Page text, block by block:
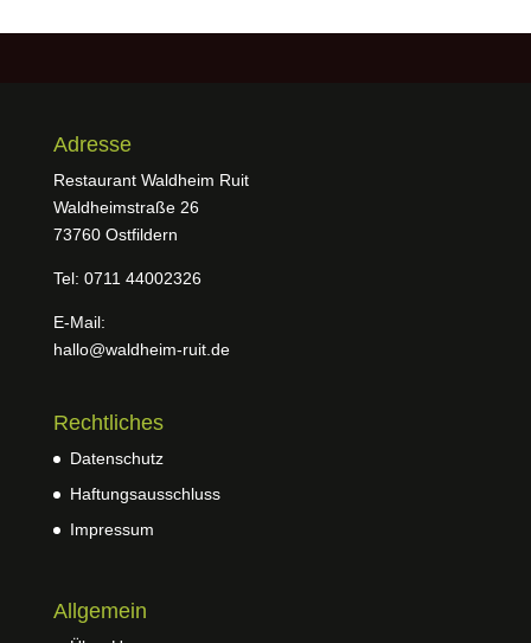
Adresse
Restaurant Waldheim Ruit
Waldheimstraße 26
73760 Ostfildern
Tel: 0711 44002326
E-Mail:
hallo@waldheim-ruit.de
Rechtliches
Datenschutz
Haftungsausschluss
Impressum
Allgemein